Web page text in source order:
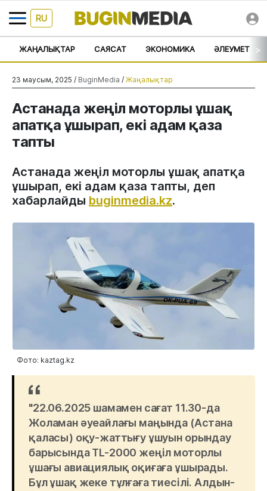
RU
ЖАҢАЛЫҚТАР САЯСАТ ЭКОНОМИКА ӘЛЕУМЕТ >
23 маусым, 2025 / BuginMedia / Жаңалықтар
Астанада жеңіл моторлы ұшақ
апатқа ұшырап, екі адам қаза
тапты
Астанада жеңіл моторлы ұшақ апатқа
ұшырап, екі адам қаза тапты, деп
хабарлайды buginmedia.kz.
Фото: kaztag.kz
"22.06.2025 шамамен сағат 11.30-да
Жоламан әуеайлағы маңында (Астана
қаласы) оқу-жаттығу ұшуын орындау
барысында TL-2000 жеңіл моторлы
ұшағы авиациялық оқиғаға ұшырады.
Бұл ұшақ жеке тұлғаға тиесілі. Алдын-